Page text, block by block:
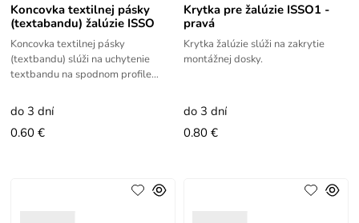
Koncovka textilnej pásky
(textabandu) žalúzie ISSO
Koncovka textilnej pásky
(textbandu) slúži na uchytenie
textbandu na spodnom profile
do 3 dní
0.60 €
Krytka pre žalúzie ISSO1 -
pravá
Krytka žalúzie slúži na zakrytie
montážnej dosky.
do 3 dní
0.80 €